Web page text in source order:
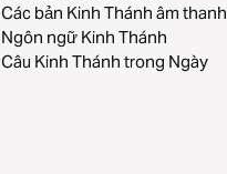
Các bản Kinh Thánh âm thanh
Ngôn ngữ Kinh Thánh
Câu Kinh Thánh trong Ngày